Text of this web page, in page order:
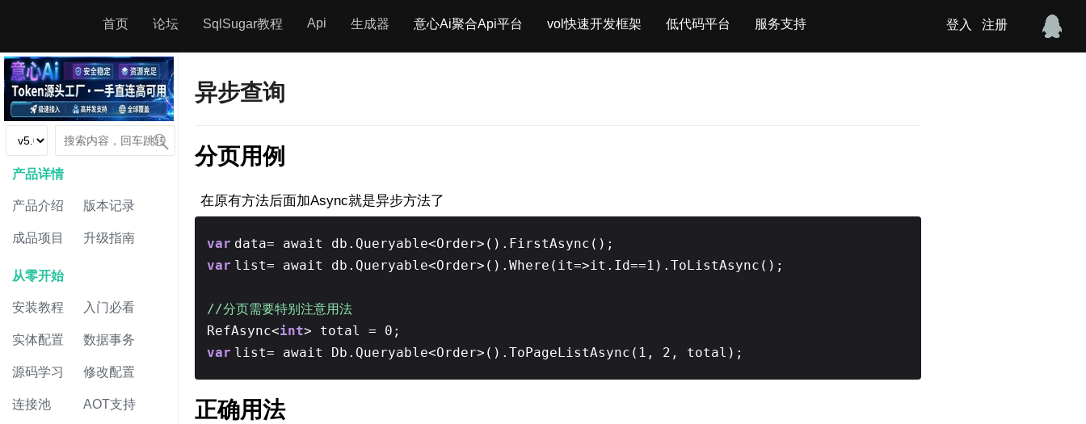
首页 论坛 SqlSugar教程 Api 生成器 意心Ai聚合Api平台 vol快速开发框架 低代码平台 服务支持 登入 注册
产品详情
产品介绍 版本记录
成品项目 升级指南
从零开始
安装教程 入门必看
实体配置 数据事务
源码学习 修改配置
连接池 AOT支持
异步查询
分页用例
在原有方法后面加Async就是异步方法了
var data= await db.Queryable<Order>().FirstAsync();
var list= await db.Queryable<Order>().Where(it=>it.Id==1).ToListAsync();
//分页需要特别注意用法
RefAsync<int> total = 0;
var list= await Db.Queryable<Order>().ToPageListAsync(1, 2, total);
正确用法